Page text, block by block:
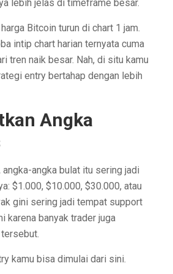
lebih jelas di timeframe besar.
Bitcoin turun di chart 1 jam.
intip chart harian ternyata cuma
tren naik besar. Nah, di situ kamu
entry bertahap dengan lebih
Angka
angka-angka bulat itu sering jadi
$1.000, $10.000, $30.000, atau
gini sering jadi tempat support
karena banyak trader juga
kamu bisa dimulai dari sini.